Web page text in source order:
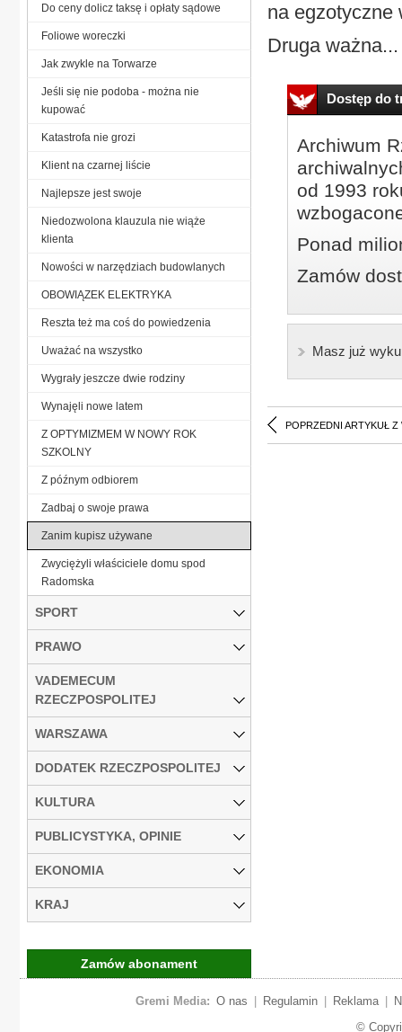
na egzotyczne
Druga ważna...
Dostęp do
Archiwum
od 1993
Ponad
Zamów
Masz już
POPRZEDNI ARTYKUŁ Z
Do ceny dolicz taksę i opłaty sądowe
Foliowe woreczki
Jak zwykle na Torwarze
Jeśli się nie podoba - można nie
kupować
Katastrofa nie grozi
Klient na czarnej liście
Najlepsze jest swoje
Niedozwolona klauzula nie wiąże
klienta
Nowości w narzędziach budowlanych
OBOWIĄZEK ELEKTRYKA
Reszta też ma coś do powiedzenia
Uważać na wszystko
Wygrały jeszcze dwie rodziny
Wynajęli nowe latem
Z OPTYMIZMEM W NOWY ROK
SZKOLNY
Z późnym odbiorem
Zadbaj o swoje prawa
Zanim kupisz używane
Zwyciężyli właściciele domu spod
Radomska
SPORT
PRAWO
VADEMECUM
RZECZPOSPOLITEJ
WARSZAWA
DODATEK RZECZPOSPOLITEJ
KULTURA
PUBLICYSTYKA, OPINIE
EKONOMIA
KRAJ
Zamów abonament
Gremi Media: O nas Regulamin Reklama
©